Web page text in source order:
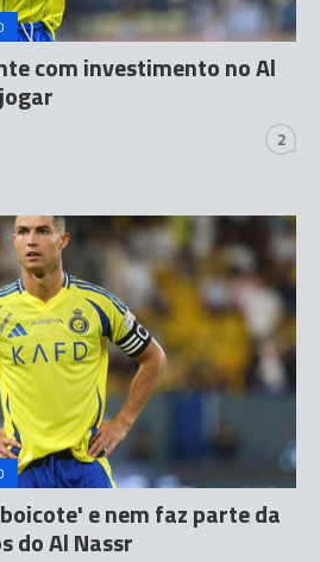
com investimento no Al
2
e nem faz parte da
do Al Nassr